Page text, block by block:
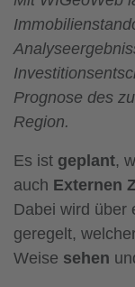
Prognose des
Region.
Es ist geplant,
auch Externen
Dabei wird über
geregelt,
Weise sehen